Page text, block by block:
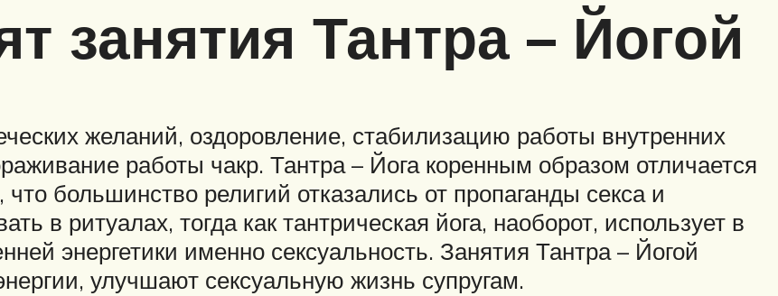
занятия Тантра – Йогой
желаний, оздоровление, стабилизацию работы внутренних
работы чакр. Тантра – Йога коренным образом отличается
большинство религий отказались от пропаганды секса и
в ритуалах, тогда как тантрическая йога, наоборот, использует в
энергетики именно сексуальность. Занятия Тантра – Йогой
улучшают сексуальную жизнь супругам.